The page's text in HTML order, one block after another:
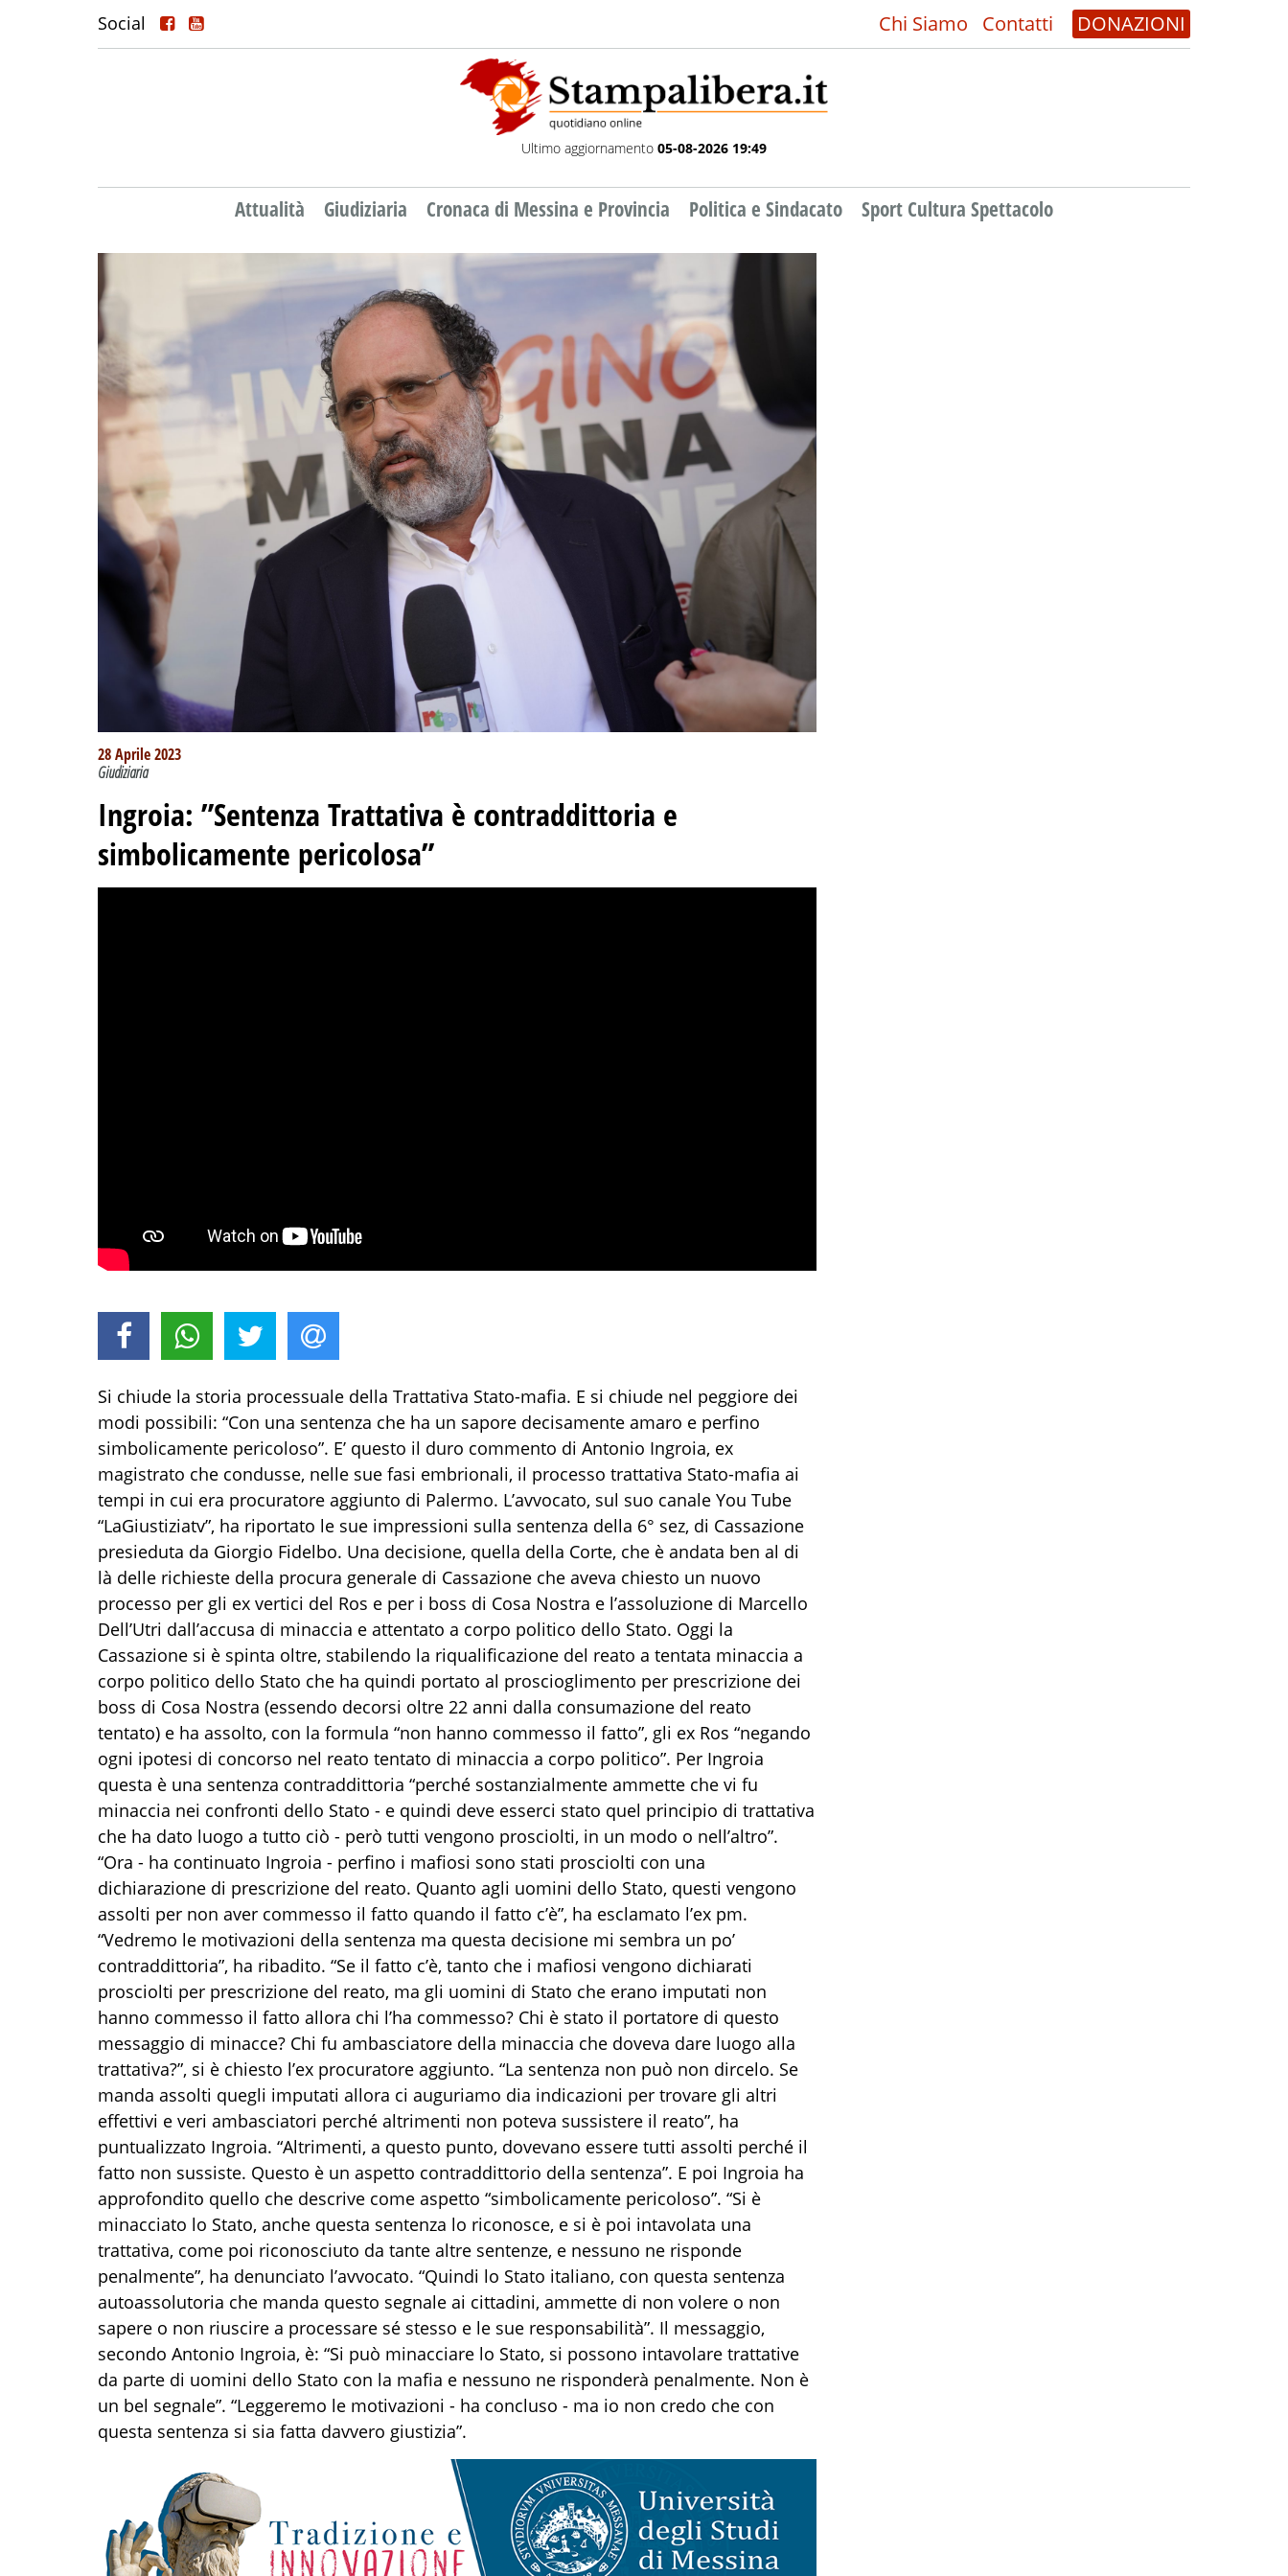
Social Chi Siamo Contatti DONAZIONI
Ultimo aggiornamento 05-08-2026 19:49
Attualità Giudiziaria Cronaca di Messina e Provincia Politica e Sindacato Sport Cultura Spettacolo
28 Aprile 2023
Giudiziaria
Ingroia: ”Sentenza Trattativa è contraddittoria e
simbolicamente pericolosa”
Si chiude la storia processuale della Trattativa Stato-mafia. E si chiude nel peggiore dei
modi possibili: “Con una sentenza che ha un sapore decisamente amaro e perfino
simbolicamente pericoloso”. E’ questo il duro commento di Antonio Ingroia, ex
magistrato che condusse, nelle sue fasi embrionali, il processo trattativa Stato-mafia ai
tempi in cui era procuratore aggiunto di Palermo. L’avvocato, sul suo canale You Tube
“LaGiustiziatv”, ha riportato le sue impressioni sulla sentenza della 6° sez, di Cassazione
presieduta da Giorgio Fidelbo. Una decisione, quella della Corte, che è andata ben al di
là delle richieste della procura generale di Cassazione che aveva chiesto un nuovo
processo per gli ex vertici del Ros e per i boss di Cosa Nostra e l’assoluzione di Marcello
Dell’Utri dall’accusa di minaccia e attentato a corpo politico dello Stato. Oggi la
Cassazione si è spinta oltre, stabilendo la riqualificazione del reato a tentata minaccia a
corpo politico dello Stato che ha quindi portato al proscioglimento per prescrizione dei
boss di Cosa Nostra (essendo decorsi oltre 22 anni dalla consumazione del reato
tentato) e ha assolto, con la formula “non hanno commesso il fatto”, gli ex Ros “negando
ogni ipotesi di concorso nel reato tentato di minaccia a corpo politico”. Per Ingroia
questa è una sentenza contraddittoria “perché sostanzialmente ammette che vi fu
minaccia nei confronti dello Stato - e quindi deve esserci stato quel principio di trattativa
che ha dato luogo a tutto ciò - però tutti vengono prosciolti, in un modo o nell’altro”.
“Ora - ha continuato Ingroia - perfino i mafiosi sono stati prosciolti con una
dichiarazione di prescrizione del reato. Quanto agli uomini dello Stato, questi vengono
assolti per non aver commesso il fatto quando il fatto c’è”, ha esclamato l’ex pm.
“Vedremo le motivazioni della sentenza ma questa decisione mi sembra un po’
contraddittoria”, ha ribadito. “Se il fatto c’è, tanto che i mafiosi vengono dichiarati
prosciolti per prescrizione del reato, ma gli uomini di Stato che erano imputati non
hanno commesso il fatto allora chi l’ha commesso? Chi è stato il portatore di questo
messaggio di minacce? Chi fu ambasciatore della minaccia che doveva dare luogo alla
trattativa?”, si è chiesto l’ex procuratore aggiunto. “La sentenza non può non dircelo. Se
manda assolti quegli imputati allora ci auguriamo dia indicazioni per trovare gli altri
effettivi e veri ambasciatori perché altrimenti non poteva sussistere il reato”, ha
puntualizzato Ingroia. “Altrimenti, a questo punto, dovevano essere tutti assolti perché il
fatto non sussiste. Questo è un aspetto contraddittorio della sentenza”. E poi Ingroia ha
approfondito quello che descrive come aspetto “simbolicamente pericoloso”. “Si è
minacciato lo Stato, anche questa sentenza lo riconosce, e si è poi intavolata una
trattativa, come poi riconosciuto da tante altre sentenze, e nessuno ne risponde
penalmente”, ha denunciato l’avvocato. “Quindi lo Stato italiano, con questa sentenza
autoassolutoria che manda questo segnale ai cittadini, ammette di non volere o non
sapere o non riuscire a processare sé stesso e le sue responsabilità”. Il messaggio,
secondo Antonio Ingroia, è: “Si può minacciare lo Stato, si possono intavolare trattative
da parte di uomini dello Stato con la mafia e nessuno ne risponderà penalmente. Non è
un bel segnale”. “Leggeremo le motivazioni - ha concluso - ma io non credo che con
questa sentenza si sia fatta davvero giustizia”.